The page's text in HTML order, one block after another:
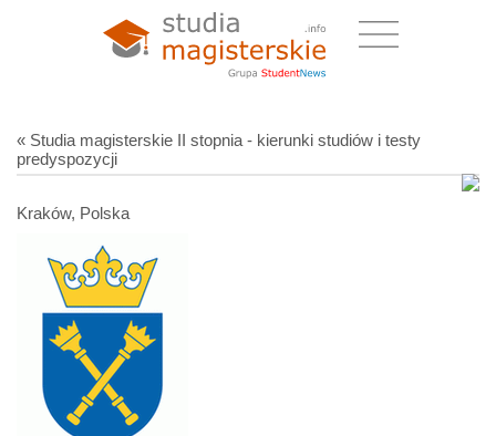
« Studia magisterskie II stopnia - kierunki studiów i testy
predyspozycji
Kraków, Polska